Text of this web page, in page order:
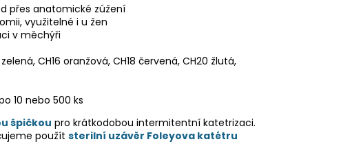
přes anatomické zúžení
využitelné i u žen
v měchýři
CH16 oranžová, CH18 červená, CH20 žlutá,
10 nebo 500 ks
špičkou pro krátkodobou intermitentní katetrizaci.
použít sterilní uzávěr Foleyova katétru